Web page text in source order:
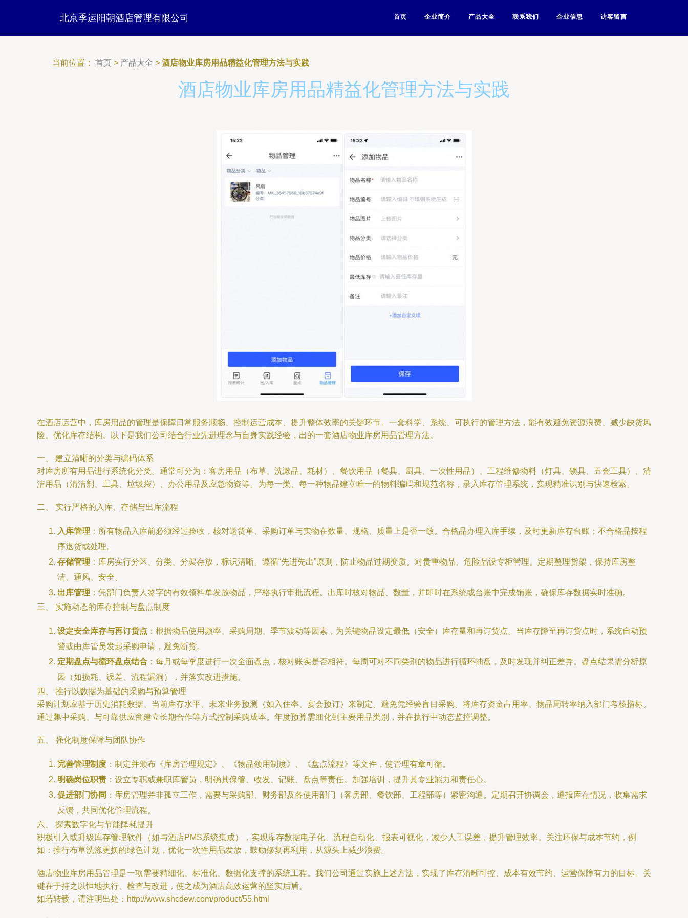
北京季运阳朝酒店管理有限公司 首页 企业简介 产品大全 联系我们 企业信息 访客留言
当前位置： 首页 > 产品大全 > 酒店物业库房用品精益化管理方法与实践
酒店物业库房用品精益化管理方法与实践
在酒店运营中，库房用品的管理是保障日常服务顺畅、控制运营成本、提升整体效率的关键环节。一套科学、系统、可执行的管理方法，能有效避免资源浪费、减少缺货风
险、优化库存结构。以下是我们公司结合行业先进理念与自身实践经验，出的一套酒店物业库房用品管理方法。
一、 建立清晰的分类与编码体系
对库房所有用品进行系统化分类。通常可分为：客房用品（布草、洗漱品、耗材）、餐饮用品（餐具、厨具、一次性用品）、工程维修物料（灯具、锁具、五金工具）、清
洁用品（清洁剂、工具、垃圾袋）、办公用品及应急物资等。为每一类、每一种物品建立唯一的物料编码和规范名称，录入库存管理系统，实现精准识别与快速检索。
二、 实行严格的入库、存储与出库流程
入库管理 ：所有物品入库前必须经过验收，核对送货单、采购订单与实物在数量、规格、质量上是否一致。合格品办理入库手续，及时更新库存台账；不合格品按程
序退货或处理。
存储管理 ：库房实行分区、分类、分架存放，标识清晰。遵循“先进先出”原则，防止物品过期变质。对贵重物品、危险品设专柜管理。定期整理货架，保持库房整
洁、通风、安全。
出库管理 ：凭部门负责人签字的有效领料单发放物品，严格执行审批流程。出库时核对物品、数量，并即时在系统或台账中完成销账，确保库存数据实时准确。
三、 实施动态的库存控制与盘点制度
设定安全库存与再订货点 ：根据物品使用频率、采购周期、季节波动等因素，为关键物品设定最低（安全）库存量和再订货点。当库存降至再订货点时，系统自动预
警或由库管员发起采购申请，避免断货。
定期盘点与循环盘点结合 ：每月或每季度进行一次全面盘点，核对账实是否相符。每周可对不同类别的物品进行循环抽盘，及时发现并纠正差异。盘点结果需分析原
因（如损耗、误差、流程漏洞），并落实改进措施。
四、 推行以数据为基础的采购与预算管理
采购计划应基于历史消耗数据、当前库存水平、未来业务预测（如入住率、宴会预订）来制定。避免凭经验盲目采购。将库存资金占用率、物品周转率纳入部门考核指标。
通过集中采购、与可靠供应商建立长期合作等方式控制采购成本。年度预算需细化到主要用品类别，并在执行中动态监控调整。
五、 强化制度保障与团队协作
完善管理制度 ：制定并颁布《库房管理规定》、《物品领用制度》、《盘点流程》等文件，使管理有章可循。
明确岗位职责 ：设立专职或兼职库管员，明确其保管、收发、记账、盘点等责任。加强培训，提升其专业能力和责任心。
促进部门协同 ：库房管理并非孤立工作，需要与采购部、财务部及各使用部门（客房部、餐饮部、工程部等）紧密沟通。定期召开协调会，通报库存情况，收集需求
反馈，共同优化管理流程。
六、 探索数字化与节能降耗提升
积极引入或升级库存管理软件（如与酒店PMS系统集成），实现库存数据电子化、流程自动化、报表可视化，减少人工误差，提升管理效率。关注环保与成本节约，例
如：推行布草洗涤更换的绿色计划，优化一次性用品发放，鼓励修复再利用，从源头上减少浪费。
酒店物业库房用品管理是一项需要精细化、标准化、数据化支撑的系统工程。我们公司通过实施上述方法，实现了库存清晰可控、成本有效节约、运营保障有力的目标。关
键在于持之以恒地执行、检查与改进，使之成为酒店高效运营的坚实后盾。
如若转载，请注明出处：http://www.shcdew.com/product/55.html